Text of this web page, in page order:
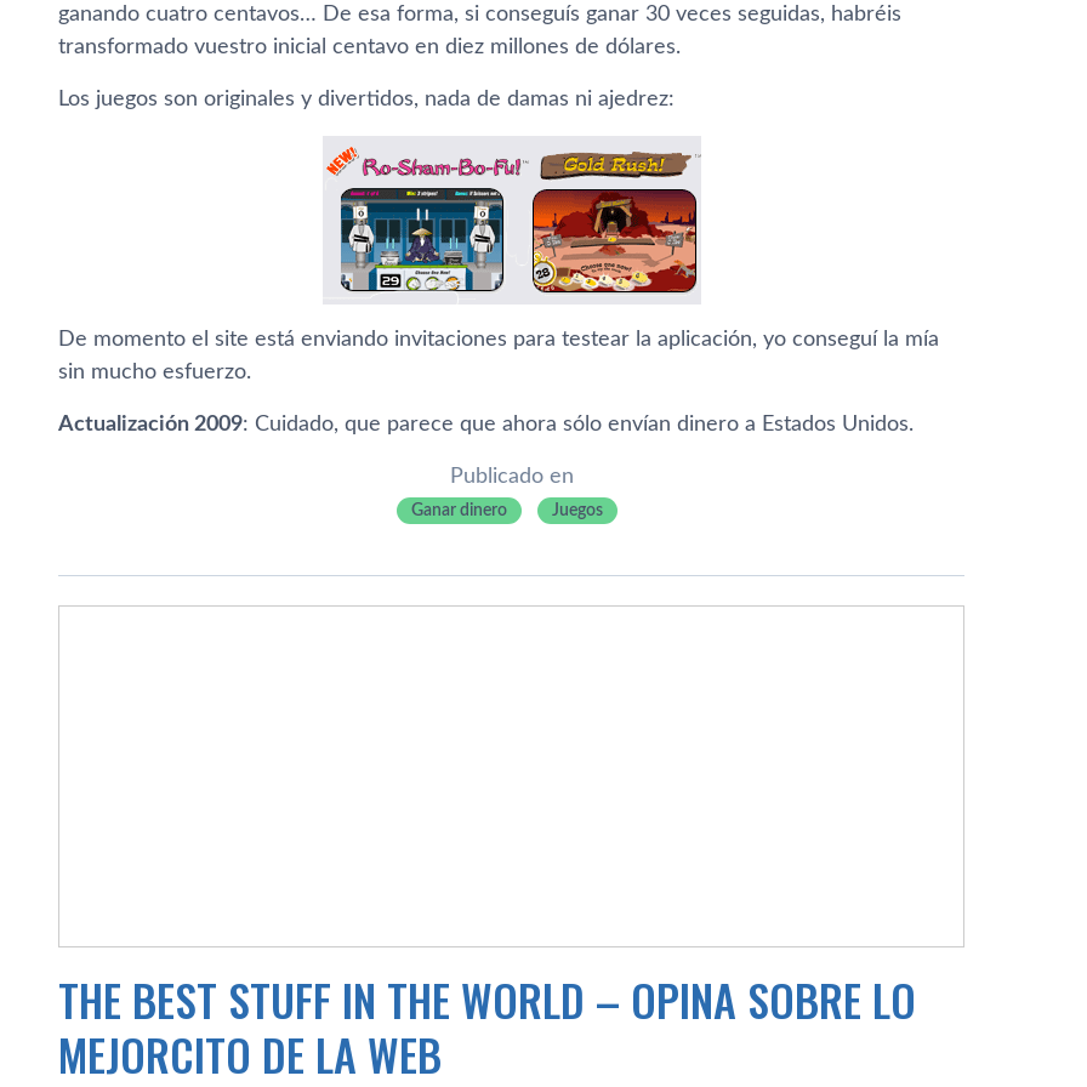
ganando cuatro centavos… De esa forma, si conseguí­s ganar 30 veces seguidas, habréis
transformado vuestro inicial centavo en diez millones de dólares.
Los juegos son originales y divertidos, nada de damas ni ajedrez:
De momento el site está enviando invitaciones para testear la aplicación, yo conseguí­ la mí­a
sin mucho esfuerzo.
Actualización 2009: Cuidado, que parece que ahora sólo enví­an dinero a Estados Unidos.
Publicado en
Ganar dinero Juegos
THE BEST STUFF IN THE WORLD – OPINA SOBRE LO
MEJORCITO DE LA WEB